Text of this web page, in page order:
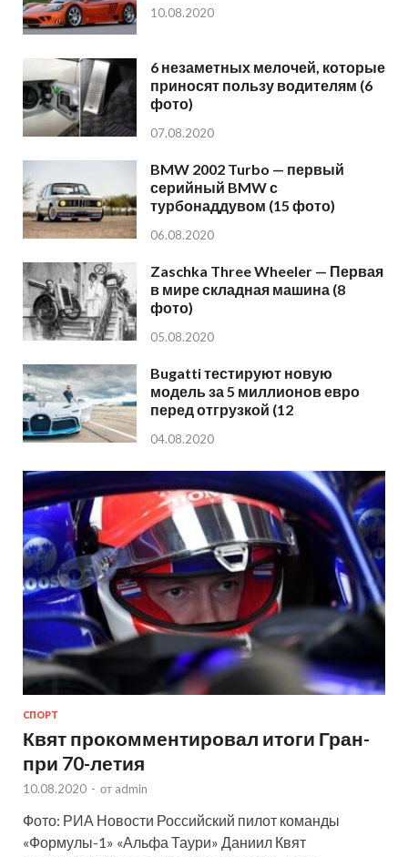
10.08.2020
6 незаметных мелочей, которые
приносят пользу водителям (6
фото)
07.08.2020
BMW 2002 Turbo — первый
серийный BMW с
турбонаддувом (15 фото)
06.08.2020
Zaschka Three Wheeler — Первая
в мире складная машина (8
фото)
05.08.2020
Bugatti тестируют новую
модель за 5 миллионов евро
перед отгрузкой (12
04.08.2020
СПОРТ
Квят прокомментировал итоги Гран-
при 70-летия
10.08.2020 - от admin
Фото: РИА Новости Российский пилот команды
«Формулы-1» «Альфа Таури» Даниил Квят